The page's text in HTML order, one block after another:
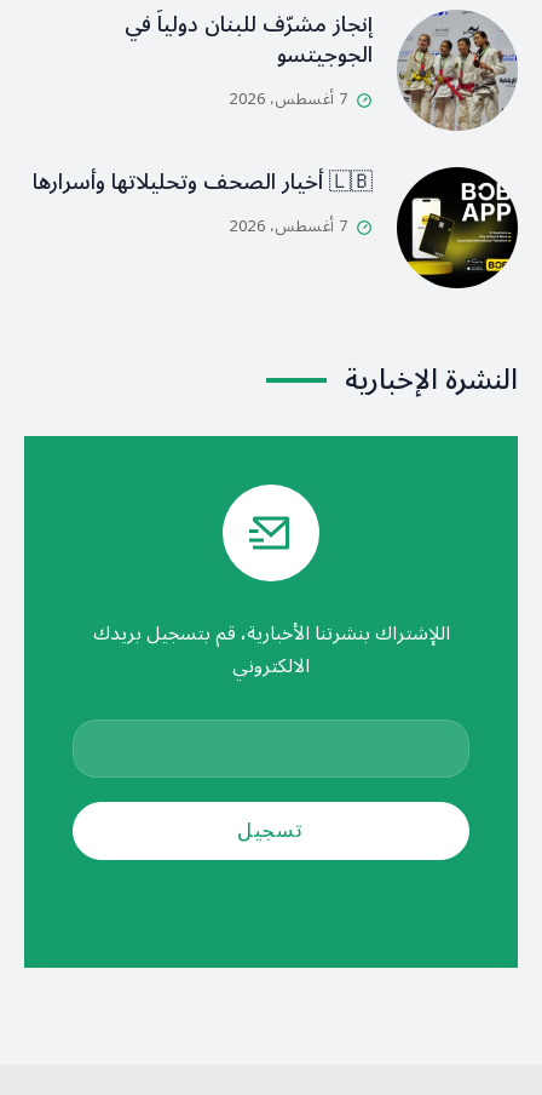
إنجاز مشرّف للبنان دولياً في
الجوجيتسو
7 أغسطس، 2026
🇱🇧 أخيار الصحف وتحليلاتها وأسرارها
7 أغسطس، 2026
النشرة الإخبارية
اللإشتراك بنشرتنا الأخبارية، قم بتسجيل بريدك
الالكتروني